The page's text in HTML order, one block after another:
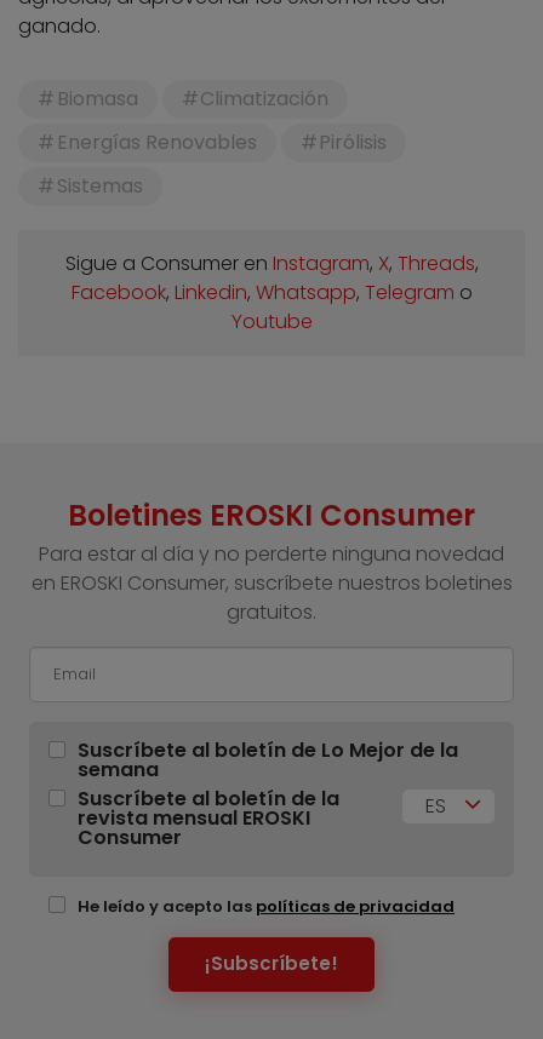
ganado.
Biomasa
Climatización
Energías Renovables
Pirólisis
Sistemas
Sigue a Consumer en Instagram, X, Threads,
Facebook, Linkedin, Whatsapp, Telegram o
Youtube
Boletines EROSKI Consumer
Para estar al día y no perderte ninguna novedad
en EROSKI Consumer, suscríbete nuestros boletines
gratuitos.
Suscríbete al boletín de Lo Mejor de la
semana
Suscríbete al boletín de la
revista mensual EROSKI
Consumer
ES
He leído y acepto las políticas de privacidad
¡Subscríbete!